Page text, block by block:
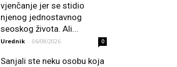
vjenčanje jer se stidio
njenog jednostavnog
seoskog života. Ali...
Urednik - 06/08/2026 0
Sanjali ste neku osobu koja